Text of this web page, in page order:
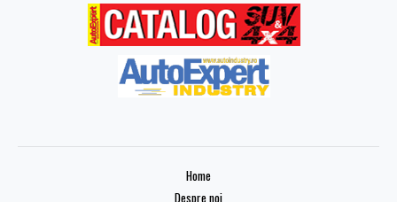
Home
Despre noi